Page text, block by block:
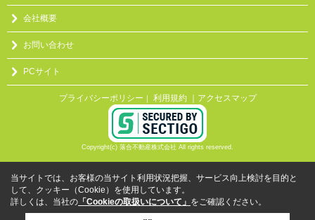
会社概要
お問い合わせ
PCサイト
プライバシーポリシー ｜ 利用規約 ｜アクセスマップ
Copyright(c) 落合不動産株式会社 All rights reserved.
当サイトでは、お客様の当サイト利用状況把握、サービス向上検討を目的と
して、クッキー（Cookie）を使用しています。
詳しくは、当社の 「Cookieの取扱いについて」 をご確認ください。